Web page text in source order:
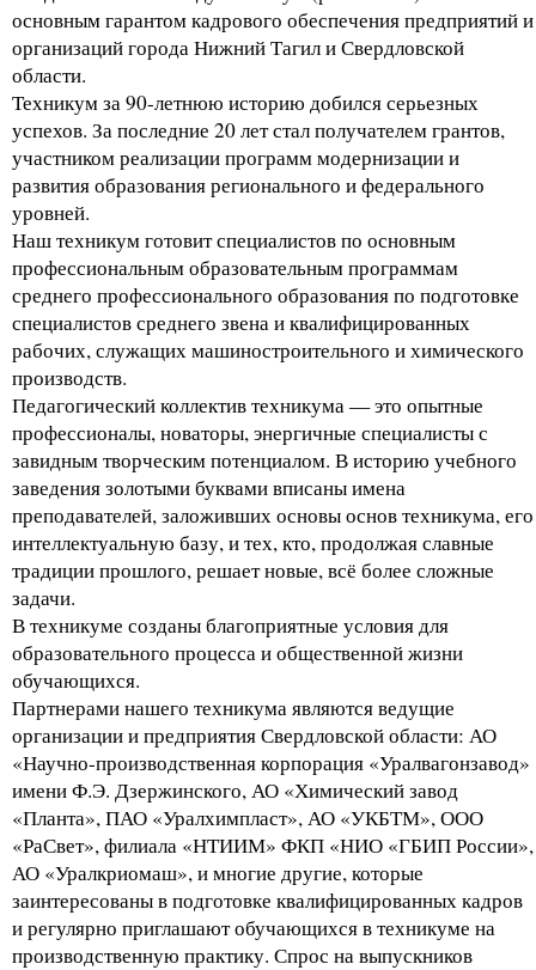
основным гарантом кадрового обеспечения предприятий и
организаций города Нижний Тагил и Свердловской
области.
Техникум за 90-летнюю историю добился серьезных
успехов. За последние 20 лет стал получателем грантов,
участником реализации программ модернизации и
развития образования регионального и федерального
уровней.
Наш техникум готовит специалистов по основным
профессиональным образовательным программам
среднего профессионального образования по подготовке
специалистов среднего звена и квалифицированных
рабочих, служащих машиностроительного и химического
производств.
Педагогический коллектив техникума — это опытные
профессионалы, новаторы, энергичные специалисты с
завидным творческим потенциалом. В историю учебного
заведения золотыми буквами вписаны имена
преподавателей, заложивших основы основ техникума, его
интеллектуальную базу, и тех, кто, продолжая славные
традиции прошлого, решает новые, всё более сложные
задачи.
В техникуме созданы благоприятные условия для
образовательного процесса и общественной жизни
обучающихся.
Партнерами нашего техникума являются ведущие
организации и предприятия Свердловской области: АО
«Научно-производственная корпорация «Уралвагонзавод»
имени Ф.Э. Дзержинского, АО «Химический завод
«Планта», ПАО «Уралхимпласт», АО «УКБТМ», ООО
«РаСвет», филиала «НТИИМ» ФКП «НИО «ГБИП России»,
АО «Уралкриомаш», и многие другие, которые
заинтересованы в подготовке квалифицированных кадров
и регулярно приглашают обучающихся в техникуме на
производственную практику. Спрос на выпускников